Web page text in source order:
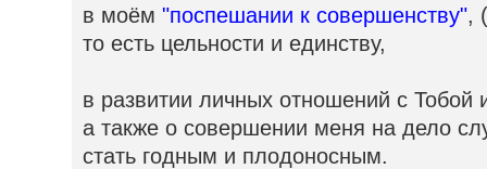
в моём"поспешании к совершенству",
то есть цельности и единству,
в развитии личных отношений с Тобой
а также о совершении меня на дело
стать годным и плодоносным.